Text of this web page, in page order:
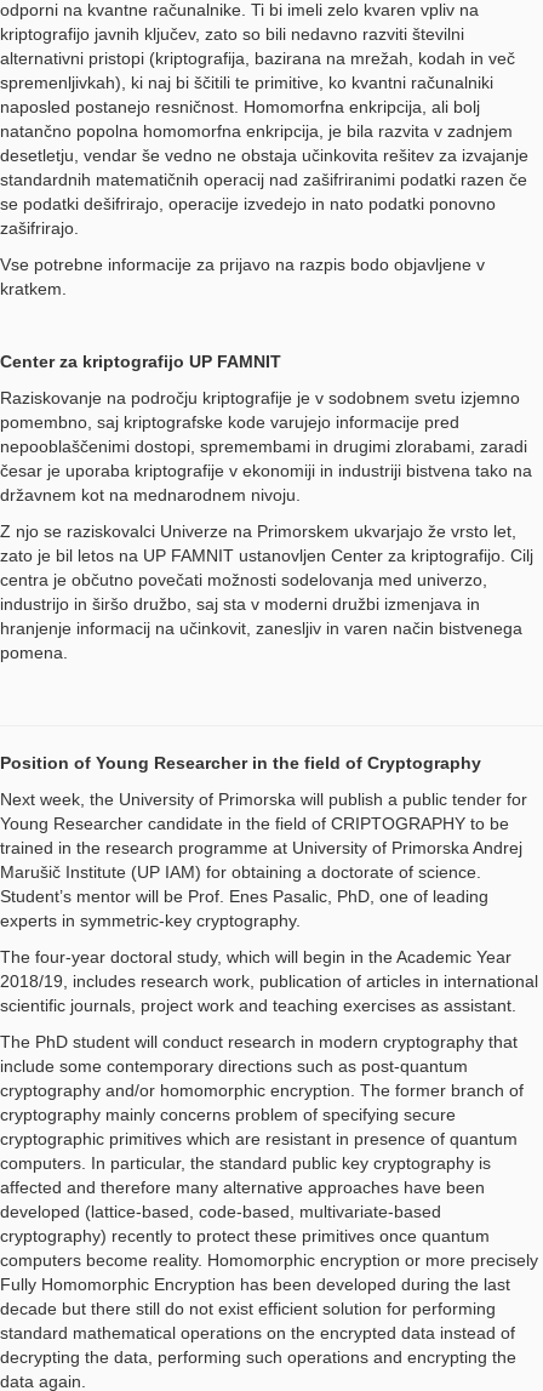
odporni na kvantne računalnike. Ti bi imeli zelo kvaren vpliv na
kriptografijo javnih ključev, zato so bili nedavno razviti številni
alternativni pristopi (kriptografija, bazirana na mrežah, kodah in več
spremenljivkah), ki naj bi ščitili te primitive, ko kvantni računalniki
naposled postanejo resničnost. Homomorfna enkripcija, ali bolj
natančno popolna homomorfna enkripcija, je bila razvita v zadnjem
desetletju, vendar še vedno ne obstaja učinkovita rešitev za izvajanje
standardnih matematičnih operacij nad zašifriranimi podatki razen če
se podatki dešifrirajo, operacije izvedejo in nato podatki ponovno
zašifrirajo.
Vse potrebne informacije za prijavo na razpis bodo objavljene v
kratkem.
Center za kriptografijo UP FAMNIT
Raziskovanje na področju kriptografije je v sodobnem svetu izjemno
pomembno, saj kriptografske kode varujejo informacije pred
nepooblaščenimi dostopi, spremembami in drugimi zlorabami, zaradi
česar je uporaba kriptografije v ekonomiji in industriji bistvena tako na
državnem kot na mednarodnem nivoju.
Z njo se raziskovalci Univerze na Primorskem ukvarjajo že vrsto let,
zato je bil letos na UP FAMNIT ustanovljen Center za kriptografijo. Cilj
centra je občutno povečati možnosti sodelovanja med univerzo,
industrijo in širšo družbo, saj sta v moderni družbi izmenjava in
hranjenje informacij na učinkovit, zanesljiv in varen način bistvenega
pomena.
Position of Young Researcher in the field of Cryptography
Next week, the University of Primorska will publish a public tender for
Young Researcher candidate in the field of CRIPTOGRAPHY to be
trained in the research programme at University of Primorska Andrej
Marušič Institute (UP IAM) for obtaining a doctorate of science.
Student’s mentor will be Prof. Enes Pasalic, PhD, one of leading
experts in symmetric-key cryptography.
The four-year doctoral study, which will begin in the Academic Year
2018/19, includes research work, publication of articles in international
scientific journals, project work and teaching exercises as assistant.
The PhD student will conduct research in modern cryptography that
include some contemporary directions such as post-quantum
cryptography and/or homomorphic encryption. The former branch of
cryptography mainly concerns problem of specifying secure
cryptographic primitives which are resistant in presence of quantum
computers. In particular, the standard public key cryptography is
affected and therefore many alternative approaches have been
developed (lattice-based, code-based, multivariate-based
cryptography) recently to protect these primitives once quantum
computers become reality. Homomorphic encryption or more precisely
Fully Homomorphic Encryption has been developed during the last
decade but there still do not exist efficient solution for performing
standard mathematical operations on the encrypted data instead of
decrypting the data, performing such operations and encrypting the
data again.